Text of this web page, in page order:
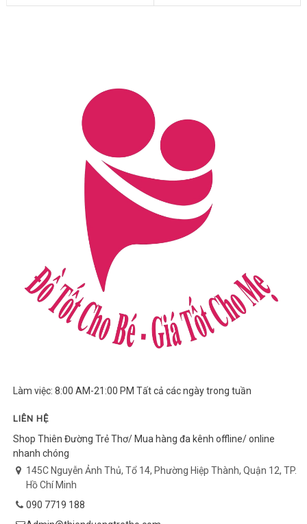
Làm việc: 8:00 AM-21:00 PM Tất cả các ngày trong tuần
LIÊN HỆ
Shop Thiên Đường Trẻ Thơ/ Mua hàng đa kênh offline/ online
nhanh chóng
145C Nguyễn Ảnh Thủ, Tổ 14, Phường Hiệp Thành, Quận 12, TP.
Hồ Chí Minh
090 7719 188